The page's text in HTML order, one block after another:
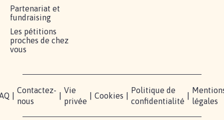
Partenariat et
fundraising
Les pétitions
proches de chez
vous
Contactez-
nous
Vie
privée
Cookies
Politique de
confidentialité
légales